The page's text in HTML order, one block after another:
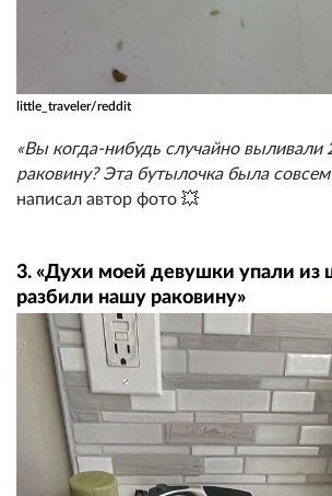
little_traveler/reddit
«Вы когда-нибудь случайно выливали
раковину? Эта бутылочка была
написал автор фото 💥
3. «Духи моей девушки упали из
разбили нашу раковину»